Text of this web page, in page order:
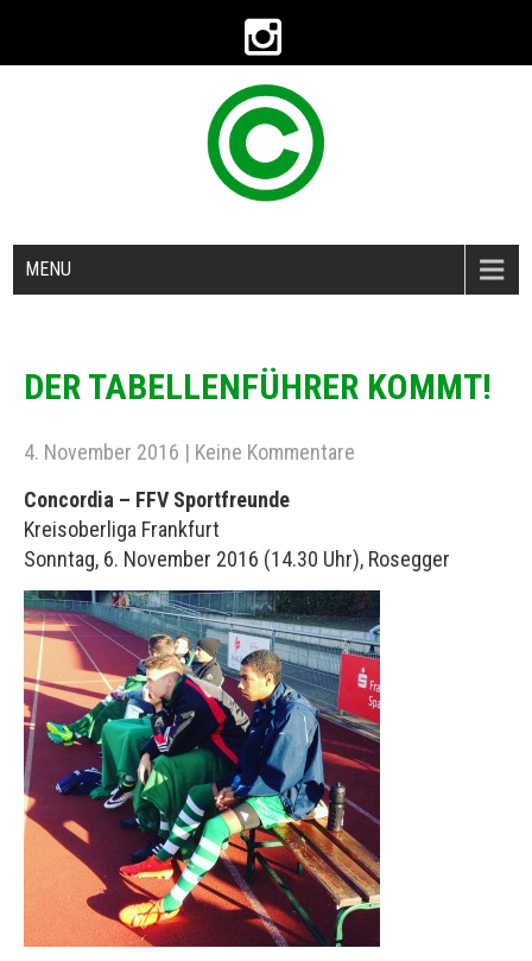
MENU
DER TABELLENFÜHRER KOMMT!
4. November 2016 | Keine Kommentare
Concordia – FFV Sportfreunde
Kreisoberliga Frankfurt
Sonntag, 6. November 2016 (14.30 Uhr), Rosegger